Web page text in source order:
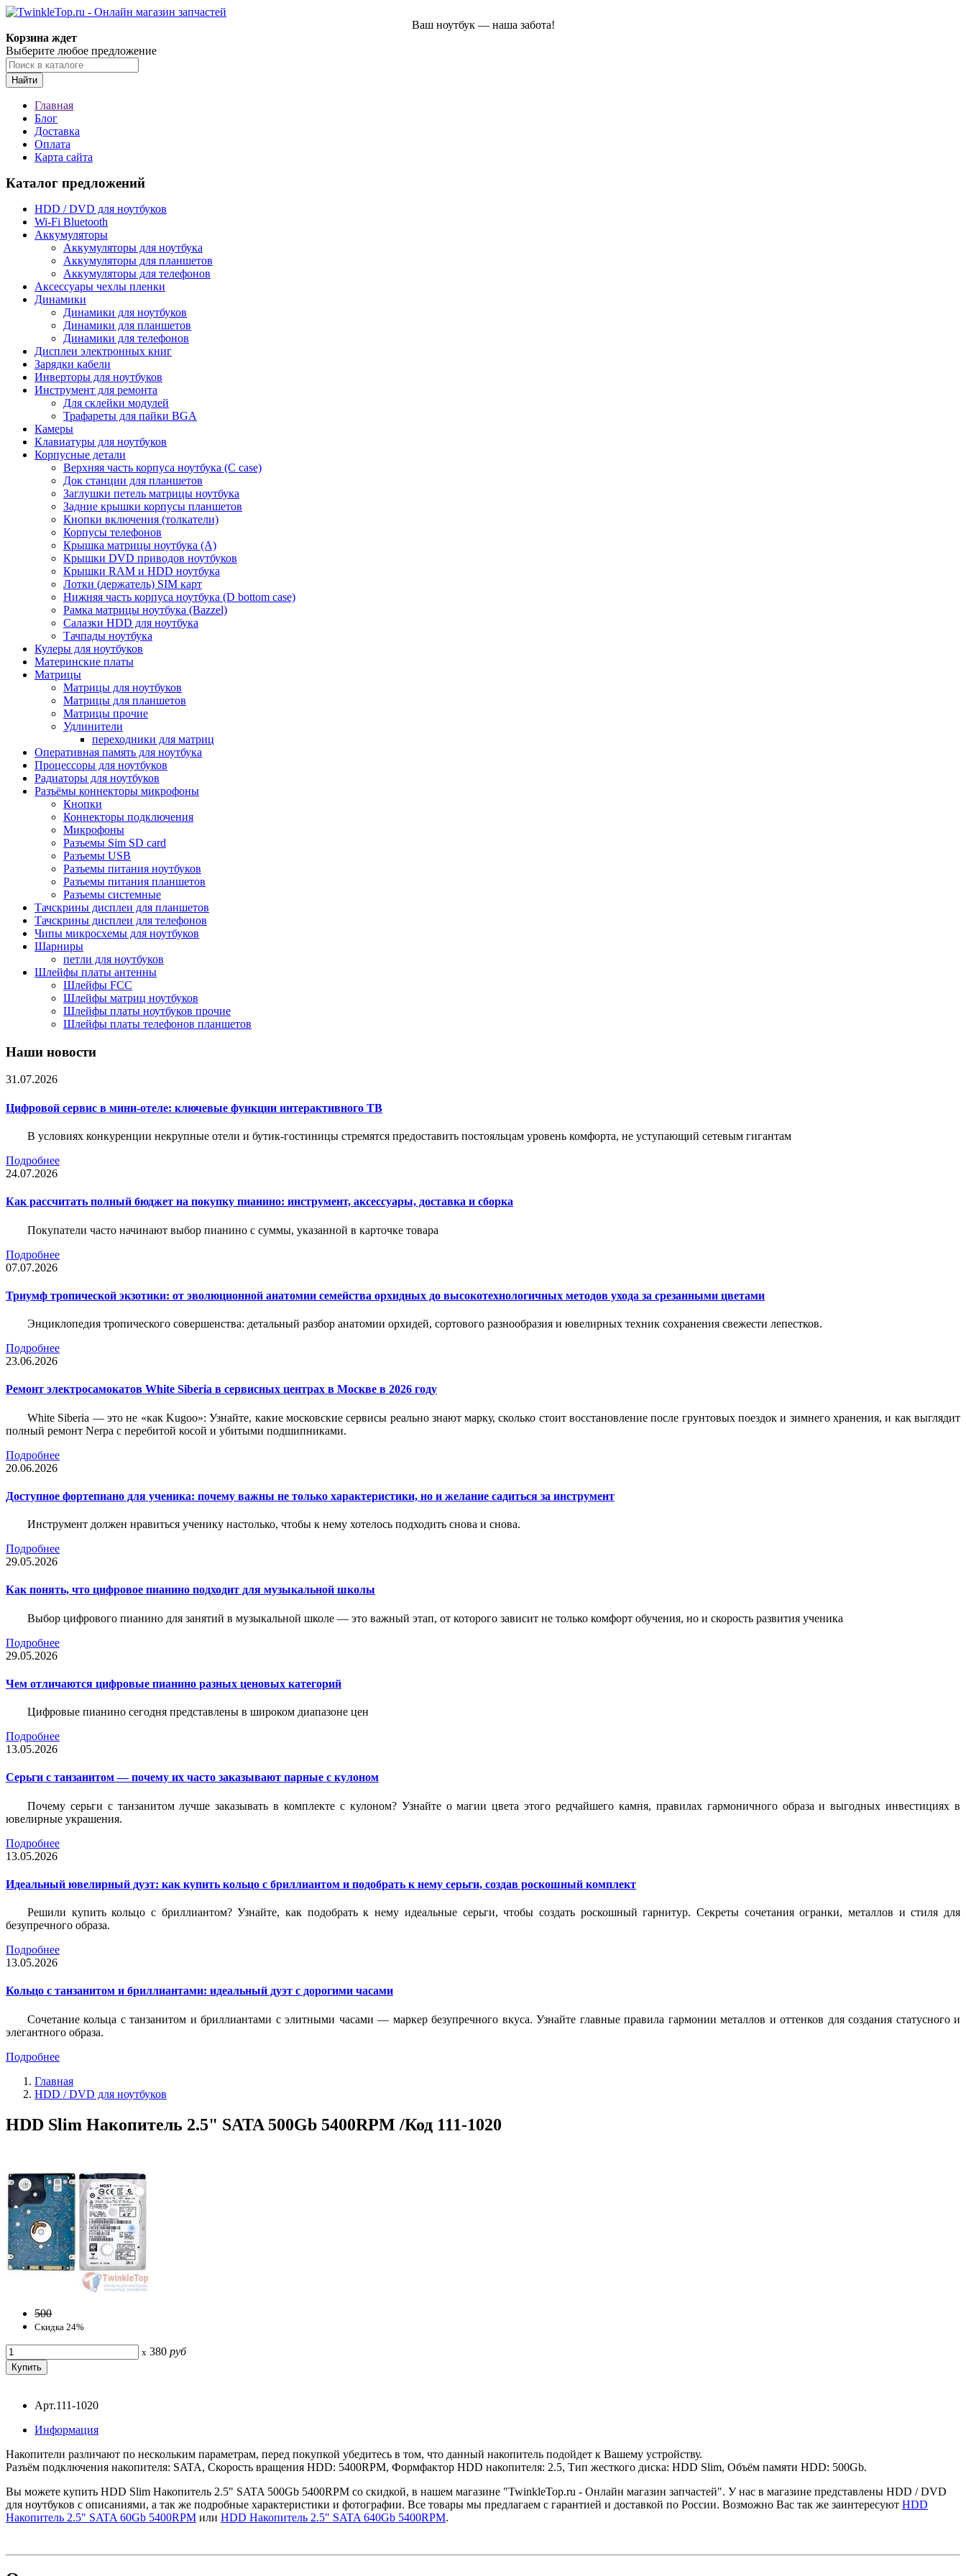
Ваш ноутбук — наша забота!
Корзина ждет
Выберите любое предложение
Найти
Главная
Блог
Доставка
Оплата
Карта сайта
Каталог предложений
HDD / DVD для ноутбуков
Wi-Fi Bluetooth
Аккумуляторы
Аккумуляторы для ноутбука
Аккумуляторы для планшетов
Аккумуляторы для телефонов
Аксессуары чехлы пленки
Динамики
Динамики для ноутбуков
Динамики для планшетов
Динамики для телефонов
Дисплеи электронных книг
Зарядки кабели
Инверторы для ноутбуков
Инструмент для ремонта
Для склейки модулей
Трафареты для пайки BGA
Камеры
Клавиатуры для ноутбуков
Корпусные детали
Верхняя часть корпуса ноутбука (С case)
Док станции для планшетов
Заглушки петель матрицы ноутбука
Задние крышки корпусы планшетов
Кнопки включения (толкатели)
Корпусы телефонов
Крышка матрицы ноутбука (A)
Крышки DVD приводов ноутбуков
Крышки RAM и HDD ноутбука
Лотки (держатель) SIM карт
Нижняя часть корпуса ноутбука (D bottom case)
Рамка матрицы ноутбука (Bazzel)
Салазки HDD для ноутбука
Тачпады ноутбука
Кулеры для ноутбуков
Материнские платы
Матрицы
Матрицы для ноутбуков
Матрицы для планшетов
Матрицы прочие
Удлинители
переходники для матриц
Оперативная память для ноутбука
Процессоры для ноутбуков
Радиаторы для ноутбуков
Разъёмы коннекторы микрофоны
Кнопки
Коннекторы подключения
Микрофоны
Разъемы Sim SD card
Разъемы USB
Разъемы питания ноутбуков
Разъемы питания планшетов
Разъемы системные
Тачскрины дисплеи для планшетов
Тачскрины дисплеи для телефонов
Чипы микросхемы для ноутбуков
Шарниры
петли для ноутбуков
Шлейфы платы антенны
Шлейфы FCC
Шлейфы матриц ноутбуков
Шлейфы платы ноутбуков прочие
Шлейфы платы телефонов планшетов
Наши новости
31.07.2026
Цифровой сервис в мини-отеле: ключевые функции интерактивного ТВ
В условиях конкуренции некрупные отели и бутик-гостиницы стремятся предоставить постояльцам уровень комфорта, не уступающий сетевым гигантам
Подробнее
24.07.2026
Как рассчитать полный бюджет на покупку пианино: инструмент, аксессуары, доставка и сборка
Покупатели часто начинают выбор пианино с суммы, указанной в карточке товара
Подробнее
07.07.2026
Триумф тропической экзотики: от эволюционной анатомии семейства орхидных до высокотехнологичных методов ухода за срезанными цветами
Энциклопедия тропического совершенства: детальный разбор анатомии орхидей, сортового разнообразия и ювелирных техник сохранения свежести лепестков.
Подробнее
23.06.2026
Ремонт электросамокатов White Siberia в сервисных центрах в Москве в 2026 году
White Siberia — это не «как Kugoo»: Узнайте, какие московские сервисы реально знают марку, сколько стоит восстановление после грунтовых поездок и зимнего хранения, и как выглядит
полный ремонт Nerpa с перебитой косой и убитыми подшипниками.
Подробнее
20.06.2026
Доступное фортепиано для ученика: почему важны не только характеристики, но и желание садиться за инструмент
Инструмент должен нравиться ученику настолько, чтобы к нему хотелось подходить снова и снова.
Подробнее
29.05.2026
Как понять, что цифровое пианино подходит для музыкальной школы
Выбор цифрового пианино для занятий в музыкальной школе — это важный этап, от которого зависит не только комфорт обучения, но и скорость развития ученика
Подробнее
29.05.2026
Чем отличаются цифровые пианино разных ценовых категорий
Цифровые пианино сегодня представлены в широком диапазоне цен
Подробнее
13.05.2026
Серьги с танзанитом — почему их часто заказывают парные с кулоном
Почему серьги с танзанитом лучше заказывать в комплекте с кулоном? Узнайте о магии цвета этого редчайшего камня, правилах гармоничного образа и выгодных инвестициях в
ювелирные украшения.
Подробнее
13.05.2026
Идеальный ювелирный дуэт: как купить кольцо с бриллиантом и подобрать к нему серьги, создав роскошный комплект
Решили купить кольцо с бриллиантом? Узнайте, как подобрать к нему идеальные серьги, чтобы создать роскошный гарнитур. Секреты сочетания огранки, металлов и стиля для
безупречного образа.
Подробнее
13.05.2026
Кольцо с танзанитом и бриллиантами: идеальный дуэт с дорогими часами
Сочетание кольца с танзанитом и бриллиантами с элитными часами — маркер безупречного вкуса. Узнайте главные правила гармонии металлов и оттенков для создания статусного и
элегантного образа.
Подробнее
Главная
HDD / DVD для ноутбуков
HDD Slim Накопитель 2.5" SATA 500Gb 5400RPM /Код 111-1020
500
Скидка 24%
x 380 руб
Арт.111-1020
Информация
Накопители различают по нескольким параметрам, перед покупкой убедитесь в том, что данный накопитель подойдет к Вашему устройству.
Разъём подключения накопителя: SATA, Скорость вращения HDD: 5400RPM, Формфактор HDD накопителя: 2.5, Тип жесткого диска: HDD Slim, Объём памяти HDD: 500Gb.
Вы можете купить HDD Slim Накопитель 2.5" SATA 500Gb 5400RPM со скидкой, в нашем магазине "TwinkleTop.ru - Онлайн магазин запчастей". У нас в магазине представлены HDD / DVD
для ноутбуков с описаниями, а так же подробные характеристики и фотографии. Все товары мы предлагаем с гарантией и доставкой по России. Возможно Вас так же заинтересуют HDD
Накопитель 2.5" SATA 60Gb 5400RPM или HDD Накопитель 2.5" SATA 640Gb 5400RPM.